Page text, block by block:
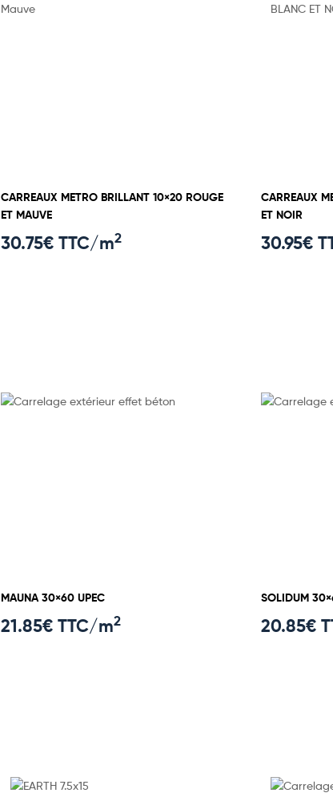
CARREAUX METRO BRILLANT 10×20 ROUGE
ET MAUVE
30.75€ TTC/m2
CARREAUX
ET NOIR
30.95€
MAUNA 30×60 UPEC
21.85€ TTC/m2
SOLIDUM
20.85€